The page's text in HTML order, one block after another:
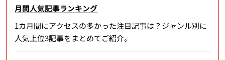
月間人気記事ランキング
1カ月間にアクセスの多かった注目記事は？ジャンル別に
人気上位3記事をまとめてご紹介。